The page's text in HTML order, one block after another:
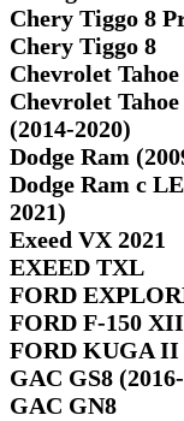
Chery Tiggo 8
Chery Tiggo 8
Chevrolet
Chevrolet
(2014-2020)
Dodge Ram
Dodge Ram c
2021)
Exeed VX 2021
EXEED TXL
FORD
FORD F-150
FORD KUGA II
GAC GS8
GAC GN8